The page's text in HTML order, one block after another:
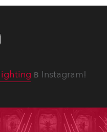
в Instagram!